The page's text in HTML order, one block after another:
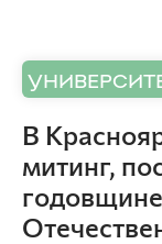
В
митинг,